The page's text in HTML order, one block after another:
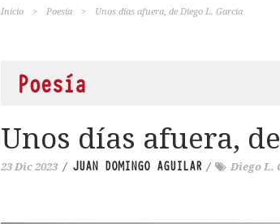
Inicio > Poesía > Unos días afuera, de Diego L. García
Poesía
Unos días afuera,
23 Dic 2023 / JUAN DOMINGO AGUILAR / Diego L.